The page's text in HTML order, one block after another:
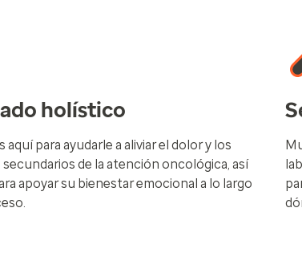
holístico
aquí para ayudarle a aliviar el dolor y los
de la atención oncológica, así
apoyar su bienestar emocional a lo largo